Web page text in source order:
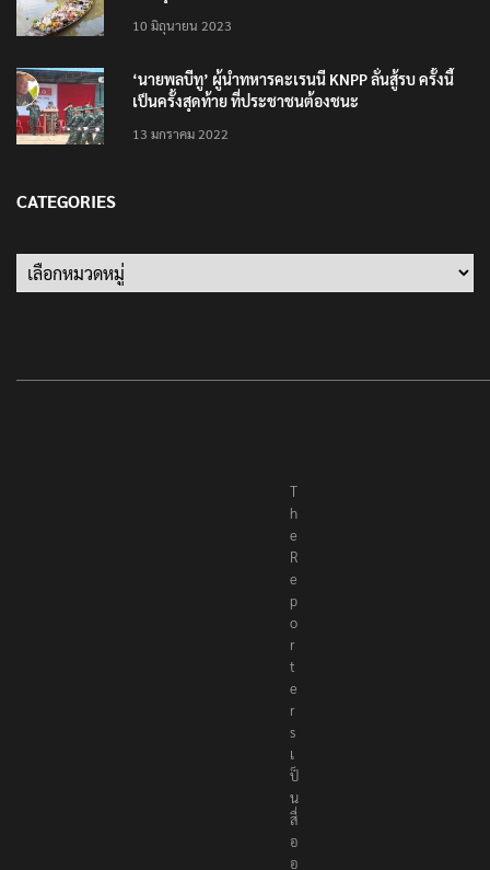
10 มิถุนายน 2023
‘นายพลบีทู’ ผู้นำทหารคะเรนนี KNPP ลั่นสู้รบ ครั้งนี้
เป็นครั้งสุดท้าย ที่ประชาชนต้องชนะ
13 มกราคม 2022
CATEGORIES
T
h
e
R
e
p
o
r
t
e
r
s
เ
ป็
น
สื่
อ
อ